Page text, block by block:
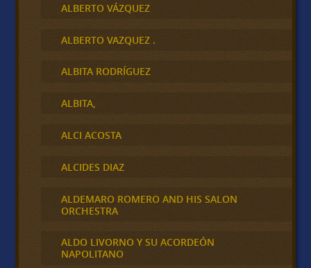
ALBERTO VÁZQUEZ
ALBERTO VAZQUEZ .
ALBITA RODRÍGUEZ
ALBITA,
ALCI ACOSTA
ALCIDES DIAZ
ALDEMARO ROMERO AND HIS SALON
ORCHESTRA
ALDO LIVORNO Y SU ACORDEÓN
NAPOLITANO